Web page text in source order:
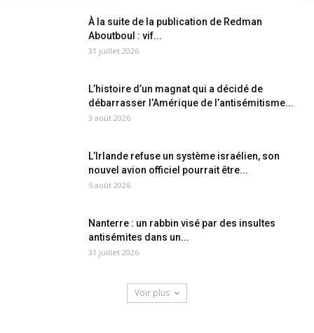
À la suite de la publication de Redman
Aboutboul : vif...
31 juillet 2026
L’histoire d’un magnat qui a décidé de
débarrasser l’Amérique de l’antisémitisme...
3 août 2026
L’Irlande refuse un système israélien, son
nouvel avion officiel pourrait être...
5 août 2026
Nanterre : un rabbin visé par des insultes
antisémites dans un...
31 juillet 2026
Voir plus